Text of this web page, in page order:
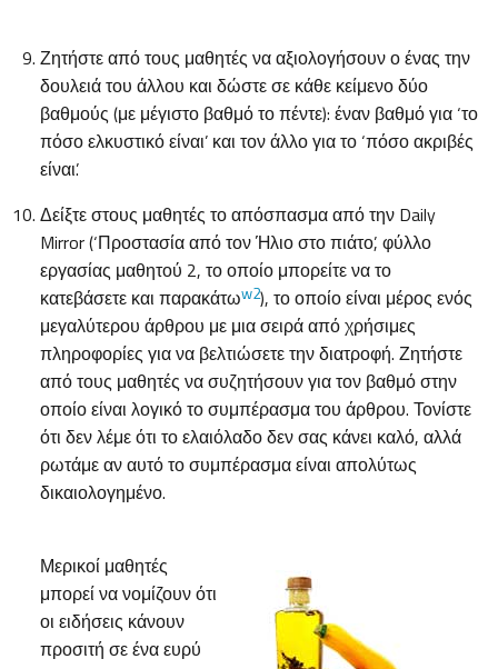
Ζητήστε από τους μαθητές να αξιολογήσουν ο ένας την
δουλειά του άλλου και δώστε σε κάθε κείμενο δύο
βαθμούς (με μέγιστο βαθμό το πέντε): έναν βαθμό για ‘το
πόσο ελκυστικό είναι’ και τον άλλο για το ‘πόσο ακριβές
είναι’.
Δείξτε στους μαθητές το απόσπασμα από την Daily
Mirror (‘Προστασία από τον Ήλιο στο πιάτο’, φύλλο
εργασίας μαθητού 2, το οποίο μπορείτε να το
κατεβάσετε και παρακάτωw2), το οποίο είναι μέρος ενός
μεγαλύτερου άρθρου με μια σειρά από χρήσιμες
πληροφορίες για να βελτιώσετε την διατροφή. Ζητήστε
από τους μαθητές να συζητήσουν για τον βαθμό στην
οποίο είναι λογικό το συμπέρασμα του άρθρου. Τονίστε
ότι δεν λέμε ότι το ελαιόλαδο δεν σας κάνει καλό, αλλά
ρωτάμε αν αυτό το συμπέρασμα είναι απολύτως
δικαιολογημένο.
Μερικοί μαθητές
μπορεί να νομίζουν ότι
οι ειδήσεις κάνουν
προσιτή σε ένα ευρύ